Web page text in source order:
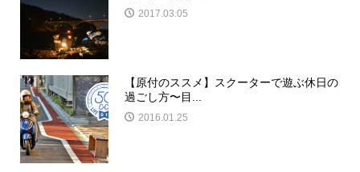
2017.03.05
【原付のススメ】スクーターで遊ぶ休日の
過ごし方〜目...
2016.01.25